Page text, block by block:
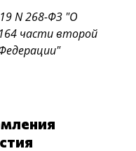
N 268-ФЗ "О
части второй